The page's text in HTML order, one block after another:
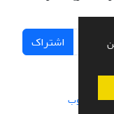
اشتراک
از سیناوب